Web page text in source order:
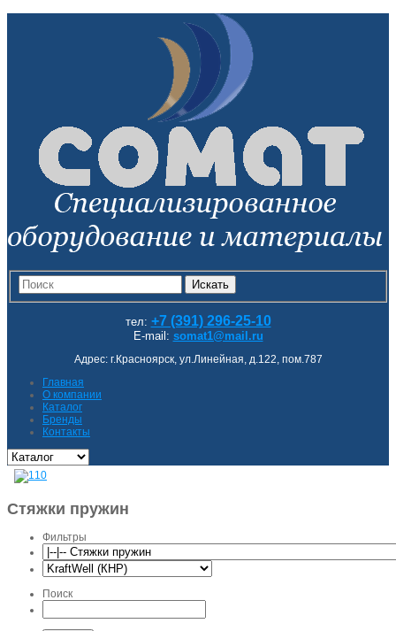
Искать
тел: +7 (391) 296-25-10
E-mail: somat1@mail.ru
Адрес: г.Красноярск, ул.Линейная, д.122, пом.787
Главная
О компании
Каталог
Бренды
Контакты
Стяжки пружин
Фильтры
Поиск